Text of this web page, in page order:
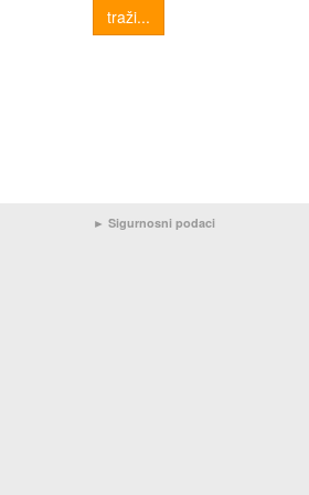
traži...
► Sigurnosni podaci